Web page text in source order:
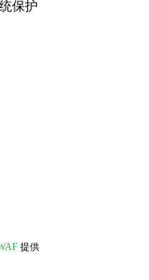
保护
提供